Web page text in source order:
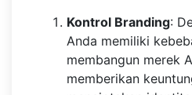
Kontrol Branding:
Anda memiliki
membangun merek
memberikan